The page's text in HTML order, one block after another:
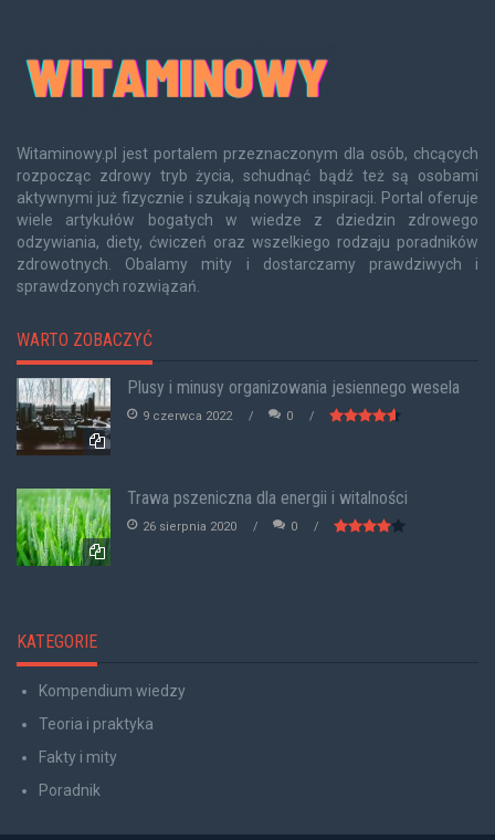
Witaminowy.pl jest portalem przeznaczonym dla osób, chcących
rozpocząc zdrowy tryb życia, schudnąć bądź też są osobami
aktywnymi już fizycznie i szukają nowych inspiracji. Portal oferuje
wiele artykułów bogatych w wiedze z dziedzin zdrowego
odzywiania, diety, ćwiczeń oraz wszelkiego rodzaju poradników
zdrowotnych. Obalamy mity i dostarczamy prawdziwych i
sprawdzonych rozwiązań.
WARTO ZOBACZYĆ
Plusy i minusy organizowania jesiennego wesela
9 czerwca 2022 0
Trawa pszeniczna dla energii i witalności
26 sierpnia 2020 0
KATEGORIE
Kompendium wiedzy
Teoria i praktyka
Fakty i mity
Poradnik